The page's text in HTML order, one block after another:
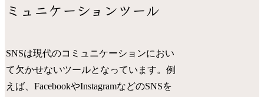
ミュニケーションツール
SNSは現代のコミュニケーションにおい
て欠かせないツールとなっています。例
えば、FacebookやInstagramなどのSNSを